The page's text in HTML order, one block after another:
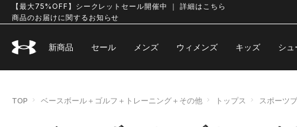
【最大75%OFF】シークレットセール開催中 ｜ 詳細はこちら
商品のお届けに関するお知らせ
新商品 セール メンズ ウィメンズ キッズ シュ
TOP ベースボール＋ゴルフ＋トレーニング＋その他 トップス スポーツ